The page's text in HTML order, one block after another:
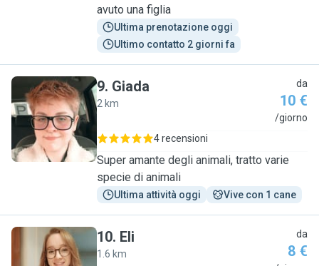
avuto una figlia
Ultima prenotazione oggi
Ultimo contatto 2 giorni fa
G
9. Giada
2 km
da
10 €
/giorno
4 recensioni
Super amante degli animali, tratto varie
specie di animali
Ultima attività oggi Vive con 1 cane
10. Eli
1.6 km
da
8 €